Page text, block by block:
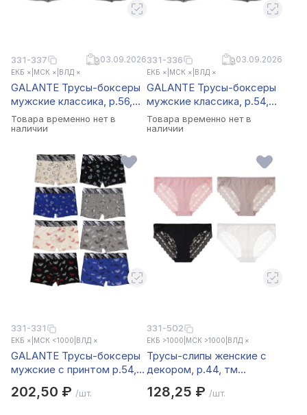
331-337 03.09.2026
ЕКБ × МСК × ВЛД ×
GALANTE Трусы-боксеры
мужские классика, р.56,
95%хлопок, 5%спандекс,
разноцветный, НБ25-7
Товара временно нет в
наличии
331-336 03.09.2026
ЕКБ × МСК × ВЛД ×
GALANTE Трусы-боксеры
мужские классика, р.54,
95%хлопок, 5%спандекс,
разноцветный, НБ25-7
Товара временно нет в
наличии
331-331
ЕКБ × МСК <1000 ВЛД ×
GALANTE Трусы-боксеры
мужские с принтом р.54,
разноцветные, НБ25-5
202,50 ₽ /шт.
331-502
ЕКБ >1000 МСК >1000 ВЛД ×
Трусы-слипы женские с
декором, р.44, тм
5%спандекс, цвета в ас-
128,25 ₽ /шт.